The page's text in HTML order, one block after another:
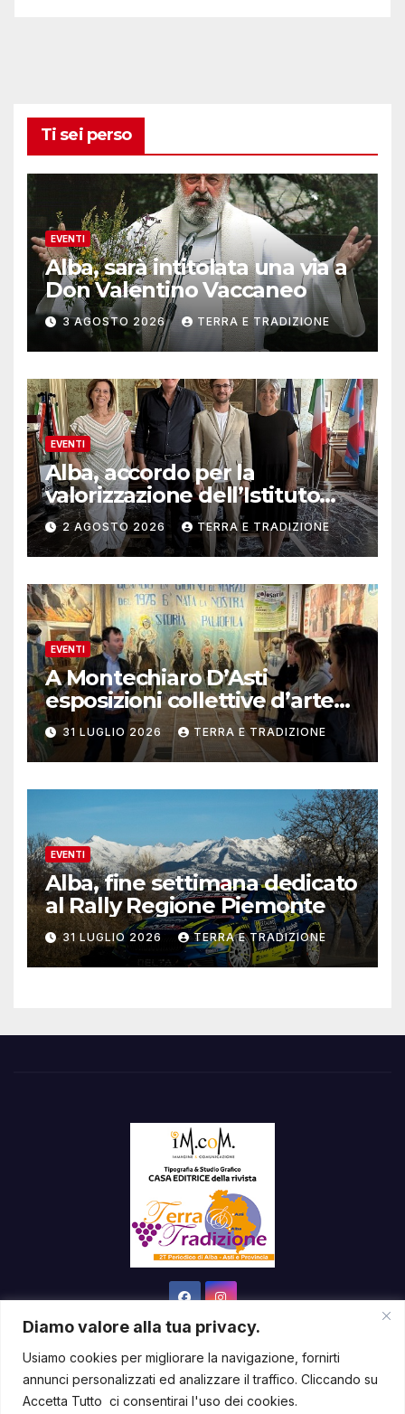
Diamo valore alla tua privacy.
Usiamo cookies per migliorare la navigazione, fornirti
annunci personalizzati ed analizzare il traffico. Cliccando su
Accetta Tutto ci consentirai l'uso dei cookies.
Ti sei perso
EVENTI
Alba, sarà intitolata una via a
Don Valentino Vaccaneo
3 AGOSTO 2026 TERRA E TRADIZIONE
EVENTI
Alba, accordo per la
valorizzazione dell’Istituto
musicale Rocca
2 AGOSTO 2026 TERRA E TRADIZIONE
EVENTI
A Montechiaro D’Asti
esposizioni collettive d’arte
contemporanea
31 LUGLIO 2026 TERRA E TRADIZIONE
EVENTI
Alba, fine settimana dedicato
al Rally Regione Piemonte
31 LUGLIO 2026 TERRA E TRADIZIONE
Sviluppato con orgoglio da WordPress|Tema: News Way di
Themeansar.